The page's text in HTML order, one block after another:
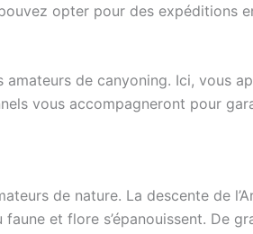
opter pour des expéditions
amateurs de canyoning. Ici, vous
vous accompagneront pour
de nature. La descente de
et flore s’épanouissent. De